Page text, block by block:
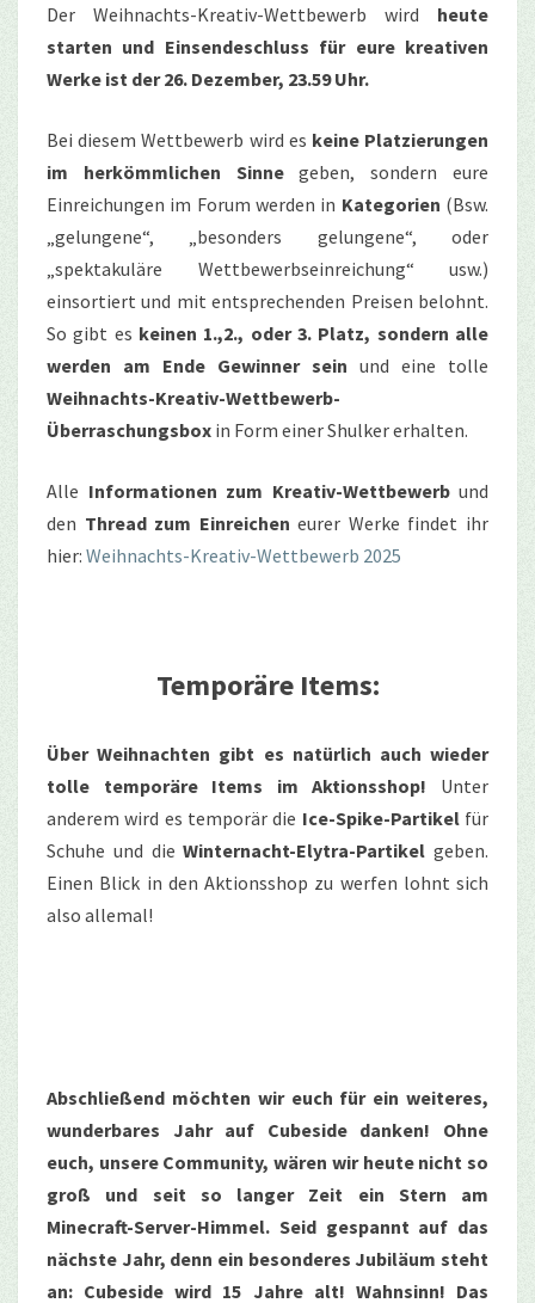
Der Weihnachts-Kreativ-Wettbewerb wird heute
starten und Einsendeschluss für eure kreativen
Werke ist der 26. Dezember, 23.59 Uhr.
Bei diesem Wettbewerb wird es keine Platzierungen
im herkömmlichen Sinnegeben, sondern eure
Einreichungen im Forum werden in Kategorien (Bsw.
„gelungene“, „besonders gelungene“, oder
„spektakuläre Wettbewerbseinreichung“ usw.)
einsortiert und mit entsprechenden Preisen belohnt.
So gibt es keinen 1.,2., oder 3. Platz, sondern alle
werden am Ende Gewinner sein und eine tolle
Weihnachts-Kreativ-Wettbewerb-
Überraschungsbox in Form einer Shulker erhalten.
Alle Informationen zum Kreativ-Wettbewerbund
den Thread zum Einreichen eurer Werke findet ihr
hier: Weihnachts-Kreativ-Wettbewerb 2025
Temporäre Items:
Über Weihnachten gibt es natürlich auch wieder
tolle temporäre Items im Aktionsshop! Unter
anderem wird es temporär die Ice-Spike-Partikelfür
Schuhe und dieWinternacht-Elytra-Partikel geben.
Einen Blick in den Aktionsshop zu werfen lohnt sich
also allemal!
Abschließend möchten wir euch für ein weiteres,
wunderbares Jahr auf Cubeside danken! Ohne
euch, unsere Community, wären wir heute nicht so
groß und seit so langer Zeit ein Stern am
Minecraft-Server-Himmel. Seid gespannt auf das
nächste Jahr, denn ein besonderes Jubiläum steht
an: Cubeside wird 15 Jahre alt! Wahnsinn! Das